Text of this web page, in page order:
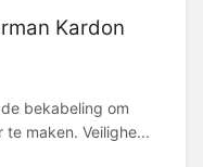
Kardon
bekabeling om
maken. Veilighe...